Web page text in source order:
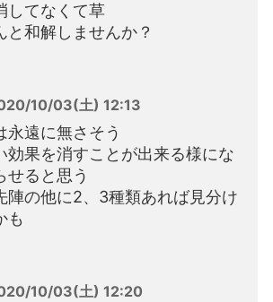
してなくて草
と和解しませんか？
10/03(土) 12:13
永遠に無さそう
効果を消すことが出来る様にな
せると思う
陣の他に2、3種類あれば見分け
も
10/03(土) 12:20